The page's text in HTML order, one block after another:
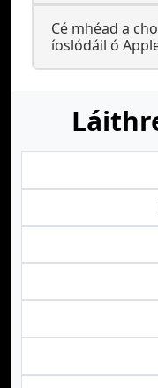
Cé mhéad a
íoslódáil ó